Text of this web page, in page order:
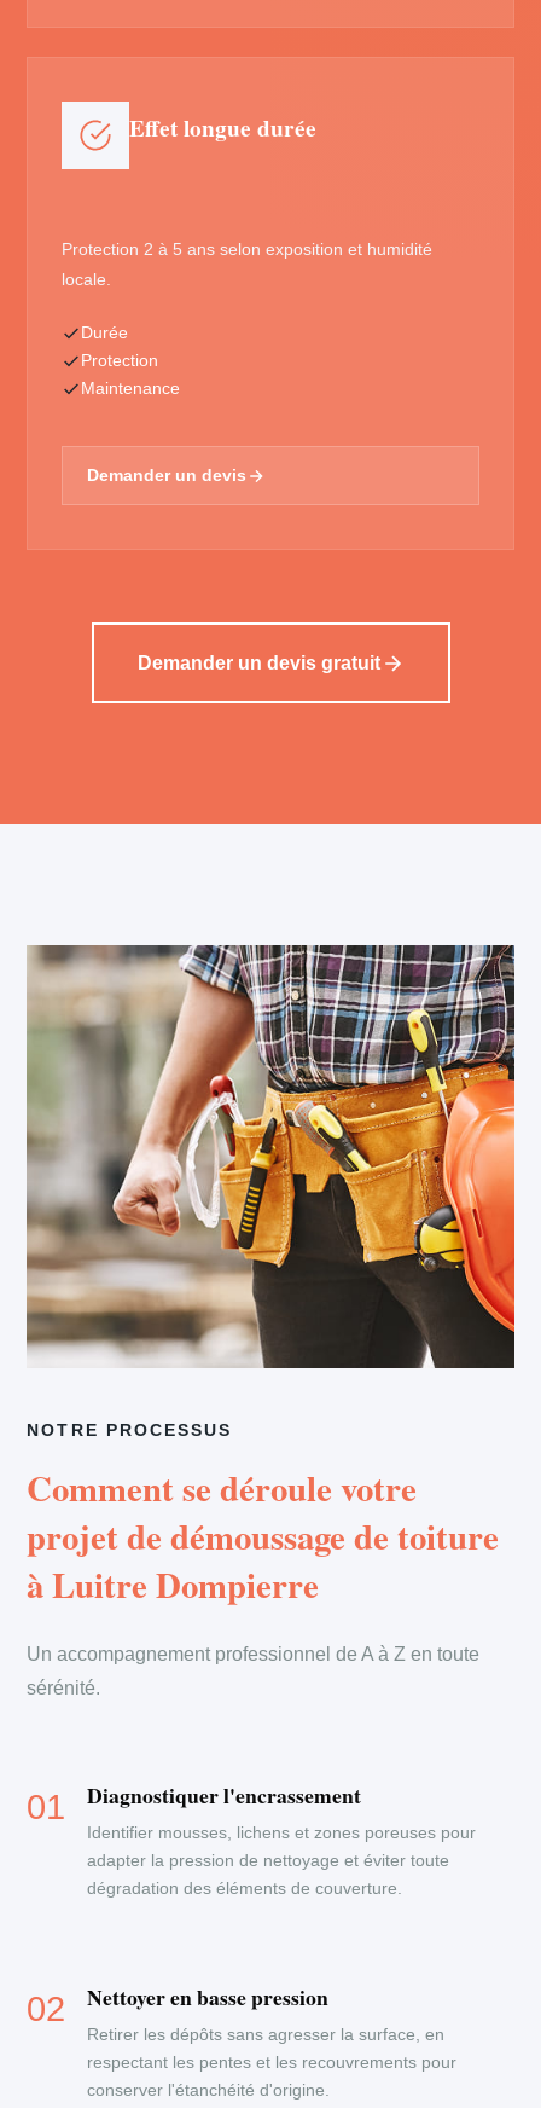
Effet longue durée
Protection 2 à 5 ans selon exposition et humidité
locale.
Durée
Protection
Maintenance
Demander un devis
Demander un devis gratuit
NOTRE PROCESSUS
Comment se déroule votre
projet de démoussage de toiture
à Luitre Dompierre
Un accompagnement professionnel de A à Z en toute
sérénité.
Diagnostiquer l'encrassement
Identifier mousses, lichens et zones poreuses pour
adapter la pression de nettoyage et éviter toute
dégradation des éléments de couverture.
Nettoyer en basse pression
Retirer les dépôts sans agresser la surface, en
respectant les pentes et les recouvrements pour
conserver l'étanchéité d'origine.